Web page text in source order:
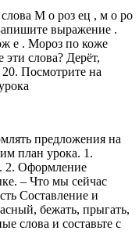
М о роз ец , м о ро
выражение .
е . Мороз по коже
слова? Дерёт,
Посмотрите на
предложения на
план урока. 1.
2. Оформление
– Что мы сейчас
Составление и
бежать, прыгать,
слова и составьте с